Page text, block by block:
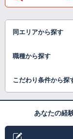
同エリアから探す
職種から探す
こだわり条件から探
あなたの経